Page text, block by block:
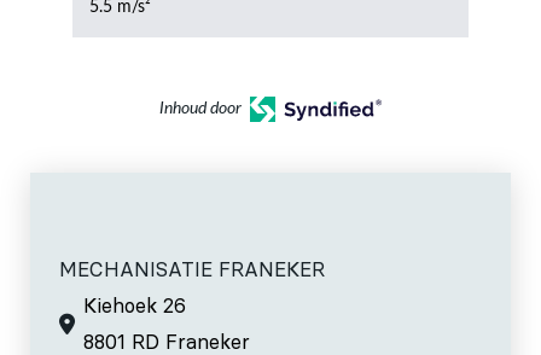
5.5 m/s²
Inhoud door
MECHANISATIE FRANEKER
Kiehoek 26
8801 RD Franeker